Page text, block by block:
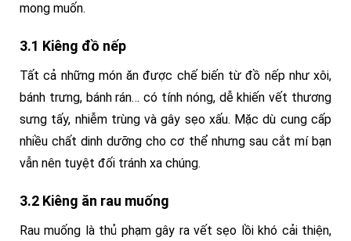
mong muốn.
3.1 Kiêng đồ nếp
Tất cả những món ăn được chế biến từ đồ nếp như xôi,
bánh trưng, bánh rán… có tính nóng, dễ khiến vết thương
sưng tấy, nhiễm trùng và gây sẹo xấu. Mặc dù cung cấp
nhiều chất dinh dưỡng cho cơ thể nhưng sau cắt mí bạn
vẫn nên tuyệt đối tránh xa chúng.
3.2 Kiêng ăn rau muống
Rau muống là thủ phạm gây ra vết sẹo lồi khó cải thiện,